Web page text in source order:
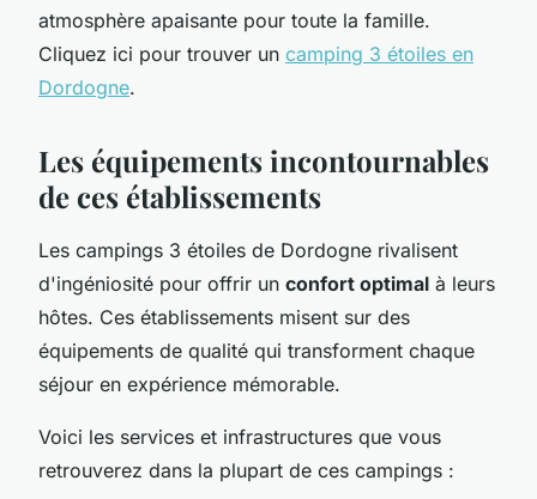
atmosphère apaisante pour toute la famille.
Cliquez ici pour trouver un camping 3 étoiles en
Dordogne.
Les équipements incontournables
de ces établissements
Les campings 3 étoiles de Dordogne rivalisent
d'ingéniosité pour offrir un confort optimal à leurs
hôtes. Ces établissements misent sur des
équipements de qualité qui transforment chaque
séjour en expérience mémorable.
Voici les services et infrastructures que vous
retrouverez dans la plupart de ces campings :